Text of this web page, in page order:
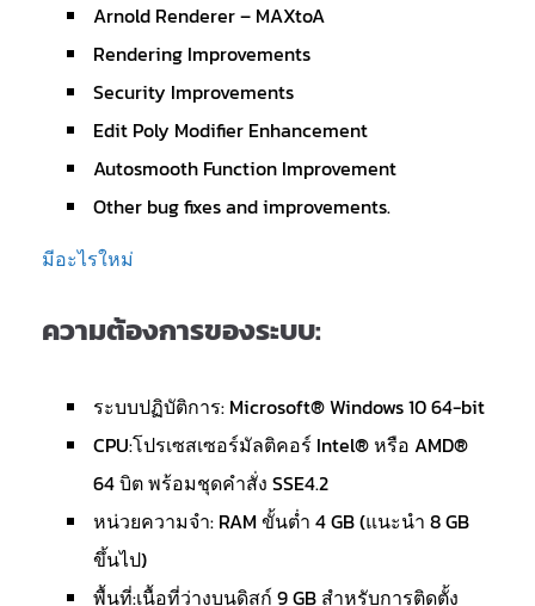
Arnold Renderer – MAXtoA
Rendering Improvements
Security Improvements
Edit Poly Modifier Enhancement
Autosmooth Function Improvement
Other bug fixes and improvements.
มีอะไรใหม่
ความต้องการของระบบ:
ระบบปฏิบัติการ: Microsoft® Windows 10 64-bit
CPU:โปรเซสเซอร์มัลติคอร์ Intel® หรือ AMD®
64 บิต พร้อมชุดคำสั่ง SSE4.2
หน่วยความจำ: RAM ขั้นต่ำ 4 GB (แนะนำ 8 GB
ขึ้นไป)
พื้นที่:เนื้อที่ว่างบนดิสก์ 9 GB สำหรับการติดตั้ง